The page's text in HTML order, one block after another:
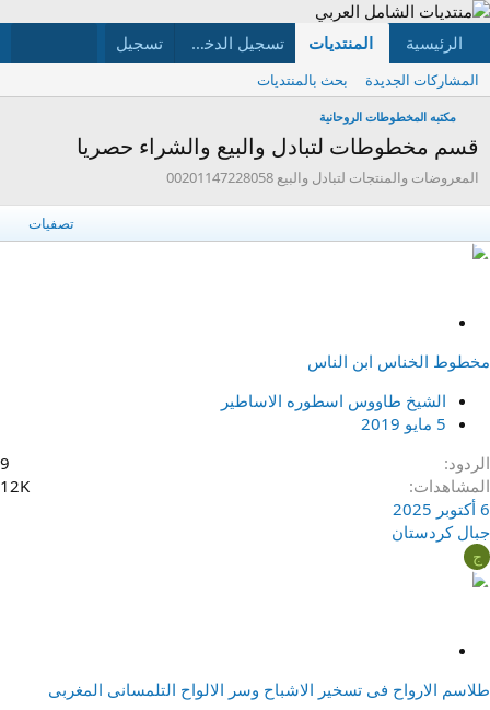
الرئيسية المنتديات ما الجديد الأعضاء تسجيل الدخول تسجيل
المشاركات الجديدة بحث بالمنتديات
مكتبه المخطوطات الروحانية
قسم مخطوطات لتبادل والبيع والشراء حصريا
المعروضات والمنتجات لتبادل والبيع 00201147228058
تصفيات
ب
ت
مخطوط الخناس ابن الناس
الشيخ طاووس اسطوره الاساطير
5 مايو 2019
الردود
9
المشاهدات
12K
6 أكتوبر 2025
جبال كردستان
ج
ب
طلاسم الارواح فى تسخير الاشباح وسر الالواح التلمسانى المغربى